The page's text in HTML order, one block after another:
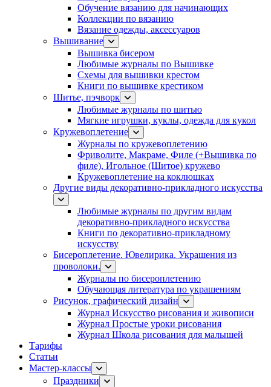
Обучение вязанию для начинающих
Коллекции по вязанию
Вязание одежды, аксессуаров
Вышивание
Вышивка бисером
Любимые журналы по Вышивке
Схемы для вышивки крестом
Книги по вышивке крестиком
Шитье, пэчворк
Любимые журналы по шитью
Мягкие игрушки, куклы, одежда для кукол
Кружевоплетение
Журналы по кружевоплетению
Фриволите, Макраме, Филе (+Вышивка по
филе), Игольное (Шитое) кружево
Кружевоплетение на коклюшках
Другие виды декоративно-прикладного искусства
Любимые журналы по другим видам
декоративно-прикладного искусства
Книги по декоративно-прикладному
искусству
Бисероплетение. Ювелирика. Украшения из
проволоки.
Журналы по бисероплетению
Обучающая литература по украшениям
Рисунок, графический дизайн
Журнал Искусство рисования и живописи
Журнал Простые уроки рисования
Журнал Школа рисования для малышей
Тарифы
Статьи
Мастер-классы
Праздники